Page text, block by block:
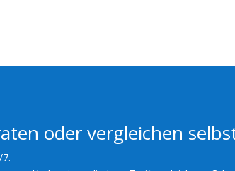
oder vergleichen